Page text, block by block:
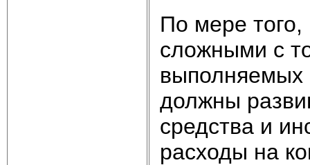
По мере того,
сложными с
выполняемых
должны
средства и
расходы на